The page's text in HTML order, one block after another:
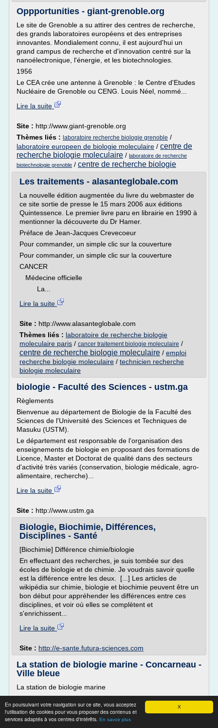
X
En poursuivant votre navigation sur ce site, vous acceptez
l'utilisation de cookies pour vous proposer des contenus et
services adaptés à vos centres d'intérêts. En savoir plus
Oppportunities - giant-grenoble.org
Le site de Grenoble a su attirer des centres de recherche,
des grands laboratoires européens et des entreprises
innovantes. Mondialement connu, il est aujourd'hui un
grand campus de recherche et d'innovation centré sur la
nanoélectronique, l'énergie, et les biotechnologies.
1956
Le CEA crée une antenne à Grenoble : le Centre d'Etudes
Nucléaire de Grenoble ou CENG. Louis Néel, nommé...
Lire la suite
Site : http://www.giant-grenoble.org
Thèmes liés : laboratoire recherche biologie grenoble /
laboratoire europeen de biologie moleculaire / centre de
recherche biologie moleculaire / laboratoire de recherche
biotechnologie grenoble / centre de recherche biologie
Les traitements - alasanteglobale.com
La nouvelle édition augmentée du livre du webmaster de
ce site sortie de presse le 15 mars 2006 aux éditions
Quintessence. Le premier livre paru en librairie en 1990 à
mentionner la découverte du Dr Hamer.
Préface de Jean-Jacques Crevecoeur
Pour commander, un simple clic sur la couverture
Pour commander, un simple clic sur la couverture
CANCER
Médecine officielle
La...
Lire la suite
Site : http://www.alasanteglobale.com
Thèmes liés : laboratoire de recherche biologie
moleculaire paris / cancer traitement biologie moleculaire /
centre de recherche biologie moleculaire / emploi
recherche biologie moleculaire / technicien recherche
biologie moleculaire
biologie - Faculté des Sciences - ustm.ga
Règlements
Bienvenue au département de Biologie de la Faculté des
Sciences de l'Université des Sciences et Techniques de
Masuku (USTM).
Le département est responsable de l'organisation des
enseignements de biologie en proposant des formations de
Licence, Master et Doctorat de qualité dans des secteurs
d'activité très variés (conservation, biologie médicale, agro-
alimentaire, recherche)...
Lire la suite
Site : http://www.ustm.ga
Biologie, Biochimie, Différences,
Disciplines - Santé
[Biochimie] Différence chimie/biologie
En effectuant des recherches, je suis tombée sur des
écoles de biologie et de chimie. Je voudrais savoir quelle
est la différence entre les deux. [...] Les articles de
wikipédia sur chimie, biologie et biochimie peuvent être un
bon début pour appréhender les différences entre ces
disciplines, et voir où elles se complètent et
s'enrichissent...
Lire la suite
Site : http://e-sante.futura-sciences.com
La station de biologie marine - Concarneau -
Ville bleue
La station de biologie marine
Publié le
par Ville-bleue mai 4, 2015
Le Marinarium: